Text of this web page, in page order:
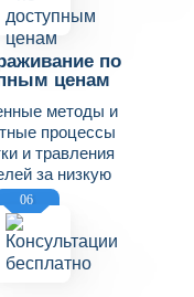
по
ценам
методы и
процессы
и травления
за низкую
цену
06